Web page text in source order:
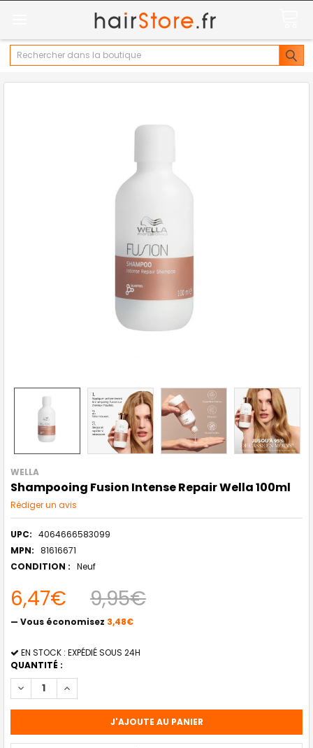
Rechercher
WELLA
Shampooing Fusion Intense Repair Wella 100ml
Rédiger un avis
UPC: 4064666583099
MPN: 81616671
CONDITION : Neuf
9,95€
6,47€
— Vous économisez 3,48€
STOCK
ACTUEL
:
EN STOCK : EXPÉDIÉ SOUS 24H
QUANTITÉ :
DIMINUER LA QUANTITÉ DE SHAMPOOING FUSION INTENSE
AUGMENTER LA QUANTITÉ DE SHAMPOOING FUSION